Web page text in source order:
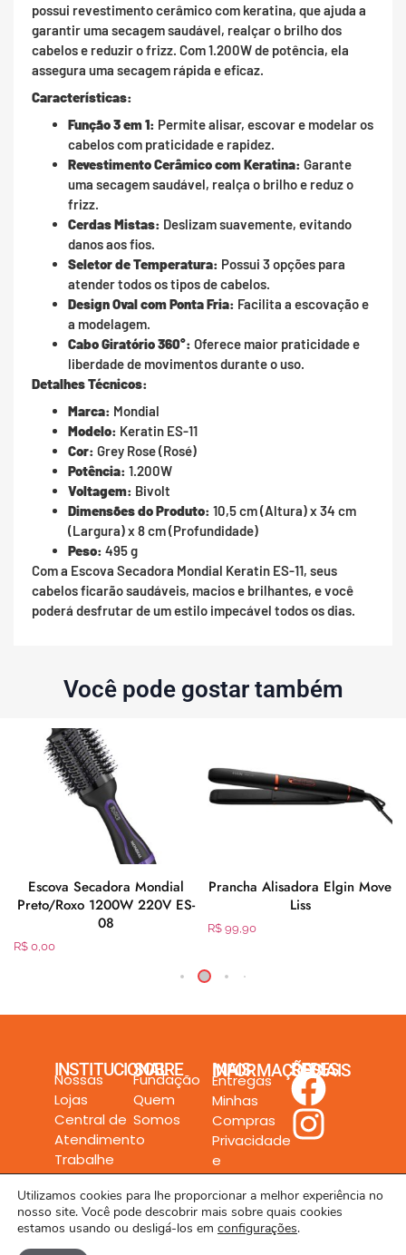
possui revestimento cerâmico com keratina, que ajuda a
garantir uma secagem saudável, realçar o brilho dos
cabelos e reduzir o frizz. Com 1.200W de potência, ela
assegura uma secagem rápida e eficaz.
Características:
Função 3 em 1: Permite alisar, escovar e modelar os
cabelos com praticidade e rapidez.
Revestimento Cerâmico com Keratina: Garante
uma secagem saudável, realça o brilho e reduz o
frizz.
Cerdas Mistas: Deslizam suavemente, evitando
danos aos fios.
Seletor de Temperatura: Possui 3 opções para
atender todos os tipos de cabelos.
Design Oval com Ponta Fria: Facilita a escovação e
a modelagem.
Cabo Giratório 360°: Oferece maior praticidade e
liberdade de movimentos durante o uso.
Detalhes Técnicos:
Marca: Mondial
Modelo: Keratin ES-11
Cor: Grey Rose (Rosé)
Potência: 1.200W
Voltagem: Bivolt
Dimensões do Produto: 10,5 cm (Altura) x 34 cm
(Largura) x 8 cm (Profundidade)
Peso: 495 g
Com a Escova Secadora Mondial Keratin ES-11, seus
cabelos ficarão saudáveis, macios e brilhantes, e você
poderá desfrutar de um estilo impecável todos os dias.
Você pode gostar também
Escova Secadora Mondial
Preto/Roxo 1200W 220V ES-
08
R$ 0,00
Prancha Alisadora Elgin Move
Liss
R$ 99,90
INSTITUCIONAL
Nossas
Lojas
Central de
Atendimento
Trabalhe
Conosco
SOBRE
Fundação
Quem
Somos
MAIS INFORMAÇÕES
Entregas
Minhas
Compras
Privacidade
e
Segurança
REDES SOCIAIS
Utilizamos cookies para lhe proporcionar a melhor experiência no
nosso site. Você pode descobrir mais sobre quais cookies
estamos usando ou desligá-los em configurações.